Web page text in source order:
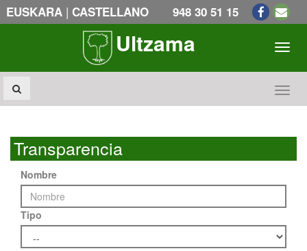
EUSKARA | CASTELLANO 948 30 51 15
Ultzama
Transparencia
Nombre
Tipo